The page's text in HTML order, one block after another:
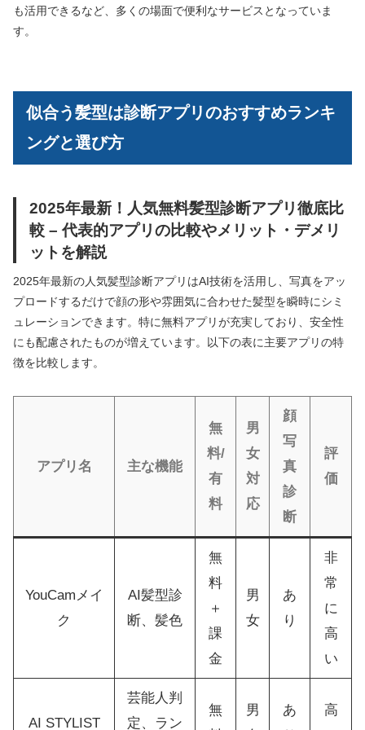
も活用できるなど、多くの場面で便利なサービスとなっていま
す。
似合う髪型は診断アプリのおすすめランキ
ングと選び方
2025年最新！人気無料髪型診断アプリ徹底比
較 – 代表的アプリの比較やメリット・デメリ
ットを解説
2025年最新の人気髪型診断アプリはAI技術を活用し、写真をアッ
プロードするだけで顔の形や雰囲気に合わせた髪型を瞬時にシミ
ュレーションできます。特に無料アプリが充実しており、安全性
にも配慮されたものが増えています。以下の表に主要アプリの特
徴を比較します。
アプリ名 主な機能
無
料/
有
料
男
女
対
応
顔
写
真
診
断
評
価
YouCamメイ
ク
AI髪型診
断、髪色
無
料
＋
課
金
男
女
あ
り
非
常
に
高
い
AI STYLIST
芸能人判
定、ラン
無
男
あ
高